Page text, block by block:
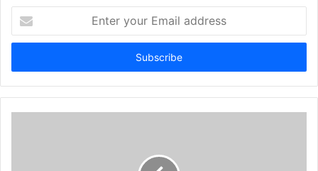
your
Email